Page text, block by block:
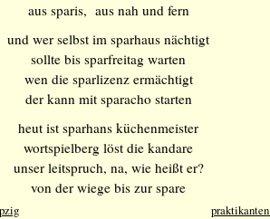
aus sparis, aus nah und fern
und wer selbst im sparhaus nächtigt
sollte bis sparfreitag warten
wen die sparlizenz ermächtigt
der kann mit sparacho starten
heut ist sparhans küchenmeister
wortspielberg löst die kandare
unser leitspruch, na, wie heißt er?
von der wiege bis zur spare